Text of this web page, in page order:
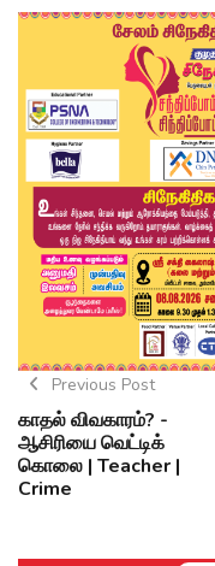
Previous Post
காதல் விவகாரம்? -
ஆசிரியை வெட்டிக்
கொலை | Teacher |
Crime